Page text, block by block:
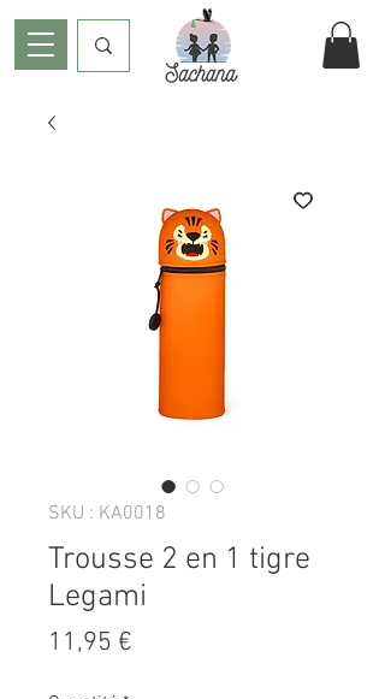
SKU : KA0018
Trousse 2 en 1 tigre
Legami
11,95 €